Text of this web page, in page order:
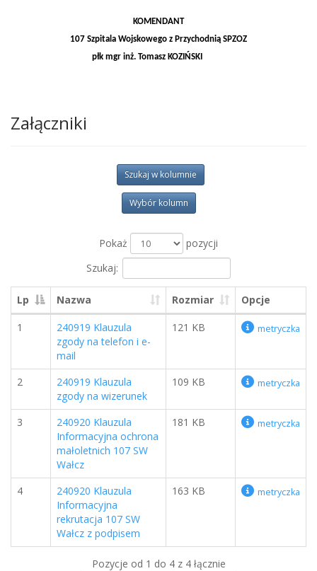
KOMENDANT
107 Szpitala Wojskowego z Przychodnią SPZOZ
płk mgr inż. Tomasz KOZIŃSKI
Załączniki
Szukaj w kolumnie
Wybór kolumn
Pokaż
pozycji
Szukaj:
Lp Nazwa Rozmiar Opcje
1
240919 Klauzula
zgody na telefon i e-
mail
121 KB metryczka
2
240919 Klauzula
zgody na wizerunek
109 KB metryczka
3
240920 Klauzula
Informacyjna ochrona
małoletnich 107 SW
Wałcz
181 KB metryczka
4
240920 Klauzula
Informacyjna
rekrutacja 107 SW
Wałcz z podpisem
163 KB metryczka
Pozycje od 1 do 4 z 4 łącznie